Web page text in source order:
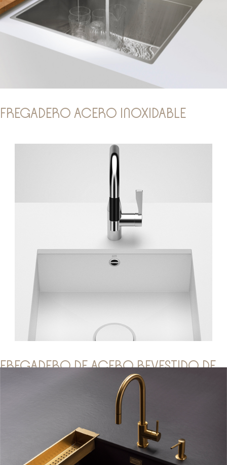
FREGADERO ACERO INOXIDABLE
FREGADERO DE ACERO REVESTIDO DE